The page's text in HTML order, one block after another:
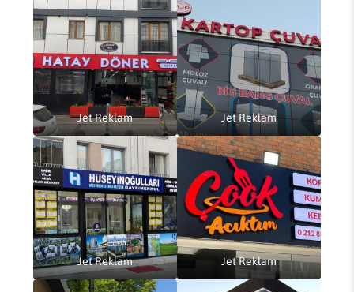
Jet Reklam Jet Reklam
Jet Reklam Jet Reklam